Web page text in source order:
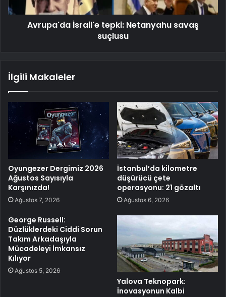
Avrupa'da İsrail'e tepki: Netanyahu savaş
suçlusu
İlgili Makaleler
Oyungezer Dergimiz 2026
Ağustos Sayısıyla
Karşınızda!
Ağustos 7, 2026
İstanbul’da kilometre
düşürücü çete
operasyonu: 21 gözaltı
Ağustos 6, 2026
George Russell:
Düzlüklerdeki Ciddi Sorun
Takım Arkadaşıyla
Mücadeleyi İmkansız
Kılıyor
Ağustos 5, 2026
Yalova Teknopark:
İnovasyonun Kalbi